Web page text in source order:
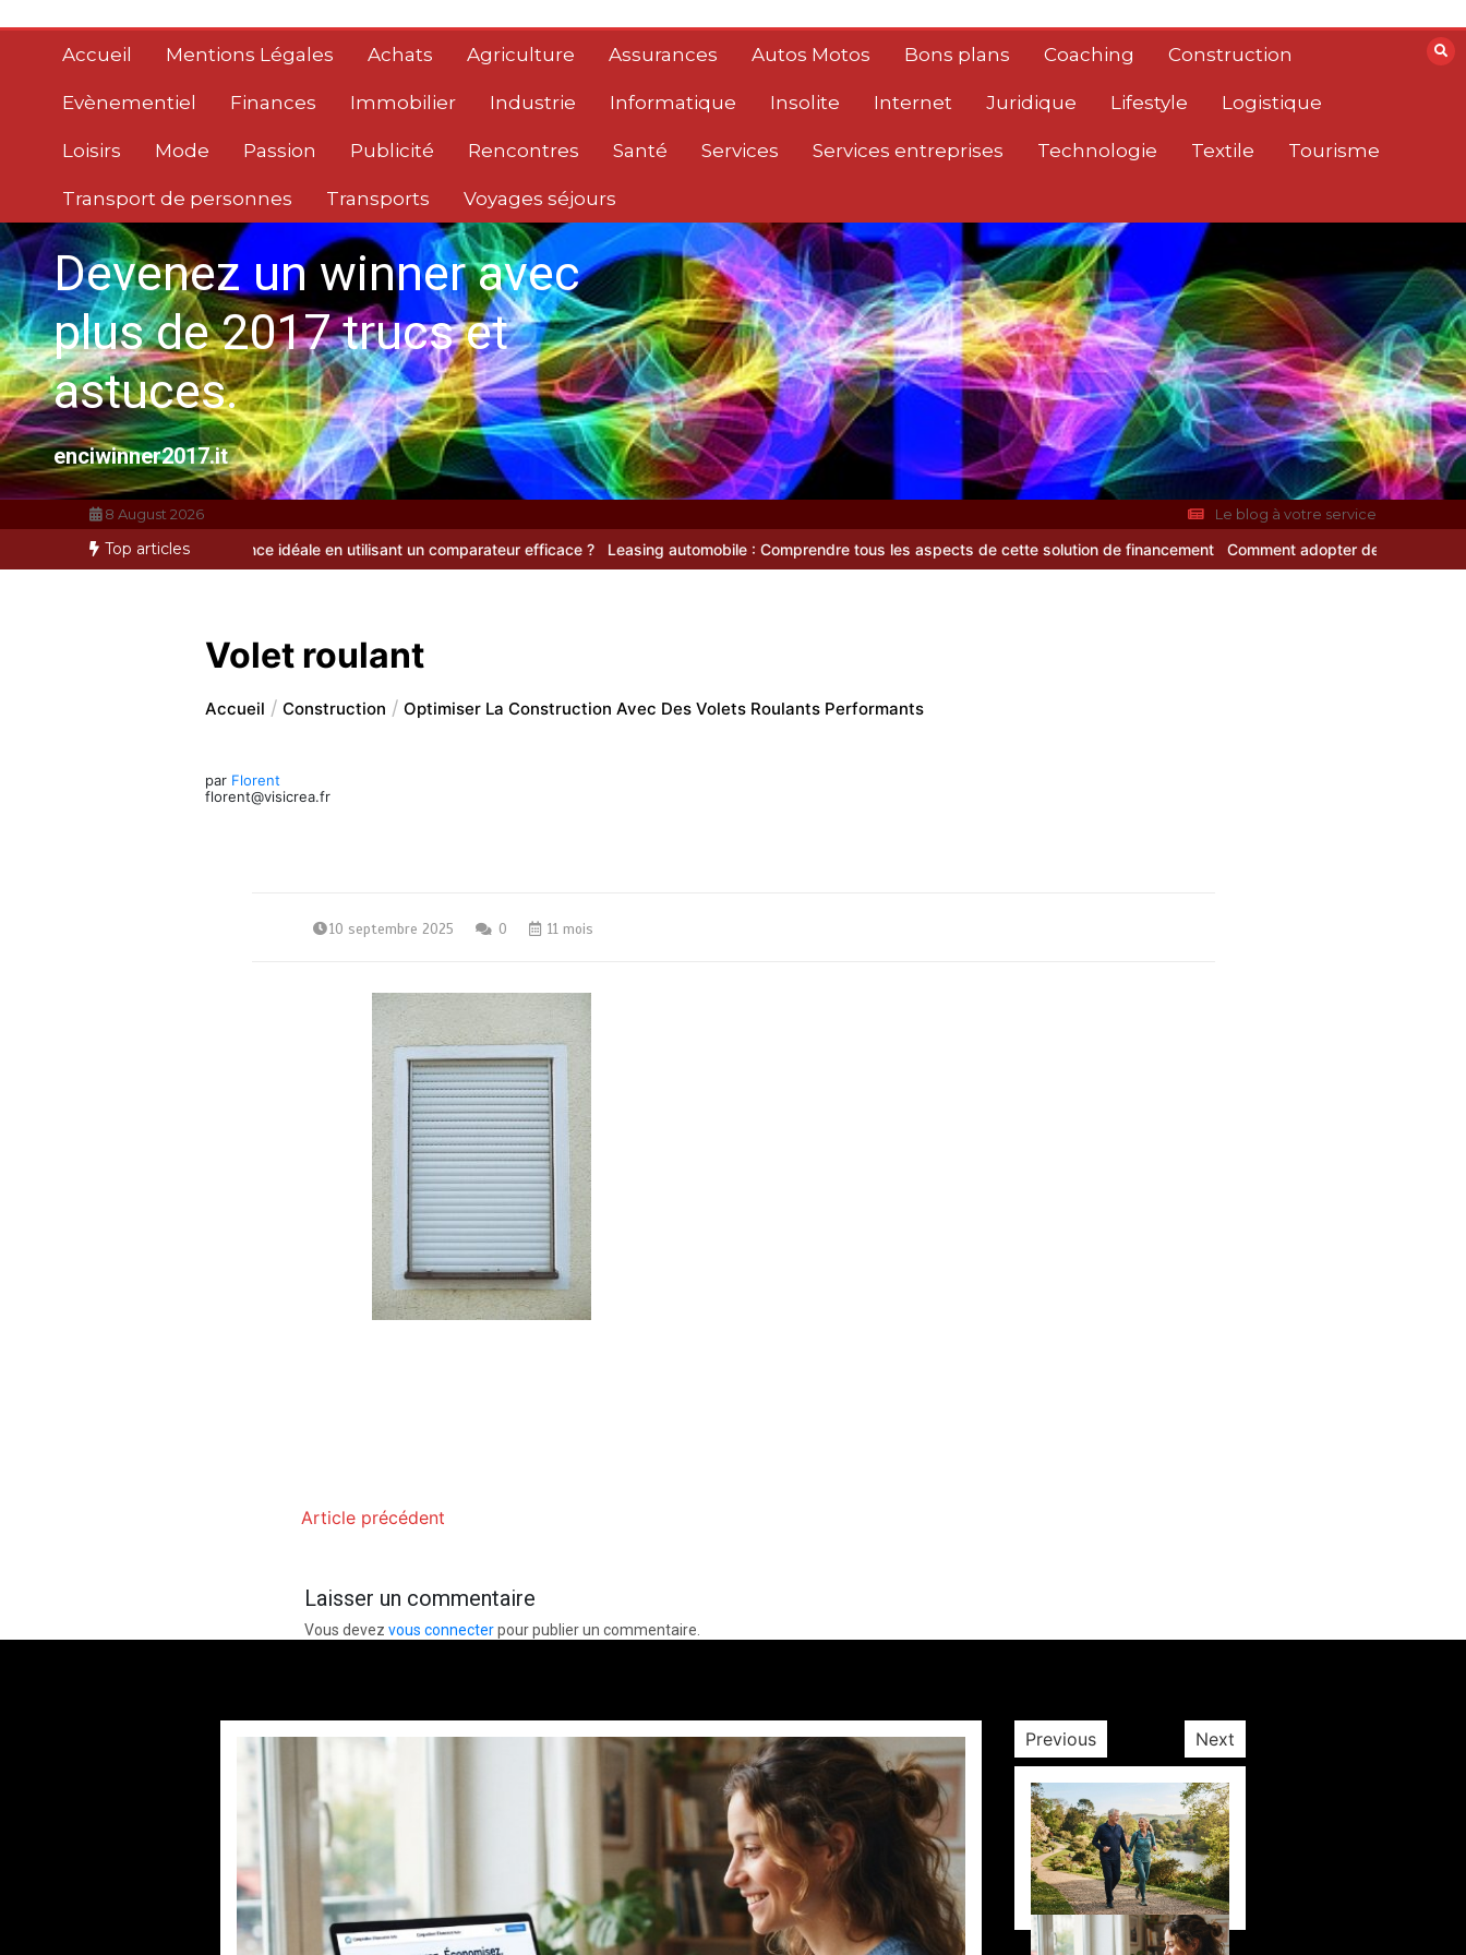
contenuAccueil Mentions Légales Achats Agriculture Assurances Autos Motos Bons plans Coaching Construction
Evènementiel Finances Immobilier Industrie Informatique Insolite Internet Juridique Lifestyle Logistique
Loisirs Mode Passion Publicité Rencontres Santé Services Services entreprises Technologie Textile Tourisme
Transport de personnes Transports Voyages séjours
Devenez un winner avec
plus de 2017 trucs et
astuces.
enciwinner2017.it
8 August 2026 Le blog à votre service
Top articles
dénicher l’assurance idéale en utilisant un comparateur efficace ? Leasing automobile : Comprendre tous les aspects de cette solution de financement Comment adopter de bonnes habitudes pour
Volet roulant
Accueil Construction Optimiser La Construction Avec Des Volets Roulants Performants
par Florent
florent@visicrea.fr
10 septembre 2025 0 11 mois
Article précédent
Laisser un commentaire
Vous devez vous connecterpour publier un commentaire.
Previous Next